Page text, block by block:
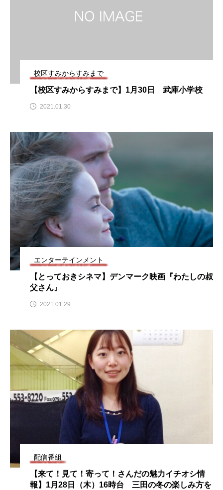
1975年のケルン・コンサート 1学期 1年生
2024年度 2025年 2025年度 2026
2026年 2026年度
3年生 4年生 6年生 6月号 77
7月 accototo BAD GENIUS
CONCLAVE CROSSING 心の交差点
DEPARTURES FACES PLACES globe
HAMNET HERE 時を越えて HONEY
JAZZ KADOKAWA KDDI
LATE SHIFT
MOCOコレクション オムニバス
Playground/校庭 ROKKO 森の音ミュージアム
ROKKO森の音ミュージアム Rooting Aroma
SANDA ORGANIC VILLAGE MEETINGのつながるラジオ
SDGs・タイプスマート農業推進プロジェクト関西学院
AgriNOVA
校区すみからすみまで
【校区すみからすみまで】1月30日 武庫小学校
2021.01.30
エンターテインメント
【とっておきシネマ】デンマーク映画『わたしの叔
父さん』
2021.01.29
配信番組
【来て！見て！寄って！さんだの魅力イチオシ情
報】1月28日（木）16時台 三田の冬の楽しみ方を